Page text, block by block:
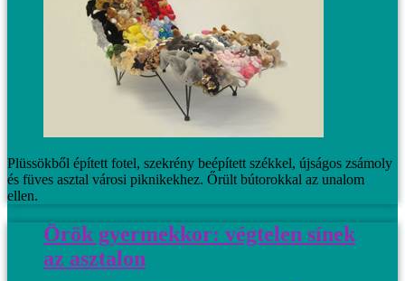
Plüssökből épített fotel, szekrény beépített székkel, újságos zsámoly
és füves asztal városi piknikekhez. Őrült bútorokkal az unalom
ellen.
Örök gyermekkor: végtelen sínek
az asztalon